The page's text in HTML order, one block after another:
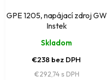
k
o
GPE 1205, napájací zdroj GW
Instek
Skladom
€238 bez DPH
€292,74